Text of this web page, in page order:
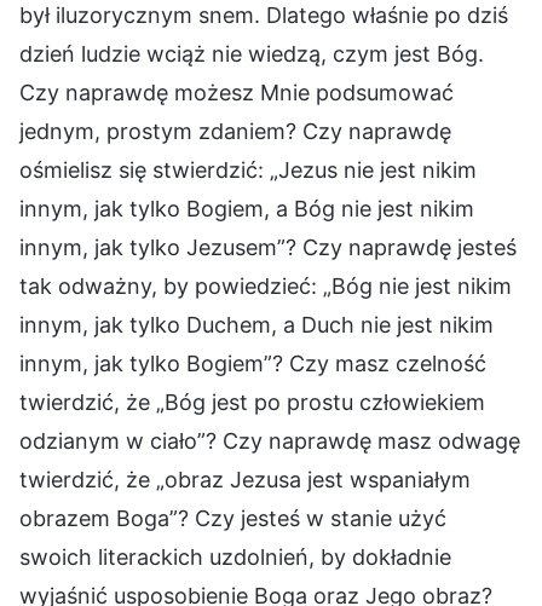
był iluzorycznym snem. Dlatego właśnie po dziś
dzień ludzie wciąż nie wiedzą, czym jest Bóg.
Czy naprawdę możesz Mnie podsumować
jednym, prostym zdaniem? Czy naprawdę
ośmielisz się stwierdzić: „Jezus nie jest nikim
innym, jak tylko Bogiem, a Bóg nie jest nikim
innym, jak tylko Jezusem”? Czy naprawdę jesteś
tak odważny, by powiedzieć: „Bóg nie jest nikim
innym, jak tylko Duchem, a Duch nie jest nikim
innym, jak tylko Bogiem”? Czy masz czelność
twierdzić, że „Bóg jest po prostu człowiekiem
odzianym w ciało”? Czy naprawdę masz odwagę
twierdzić, że „obraz Jezusa jest wspaniałym
obrazem Boga”? Czy jesteś w stanie użyć
swoich literackich uzdolnień, by dokładnie
wyjaśnić usposobienie Boga oraz Jego obraz?